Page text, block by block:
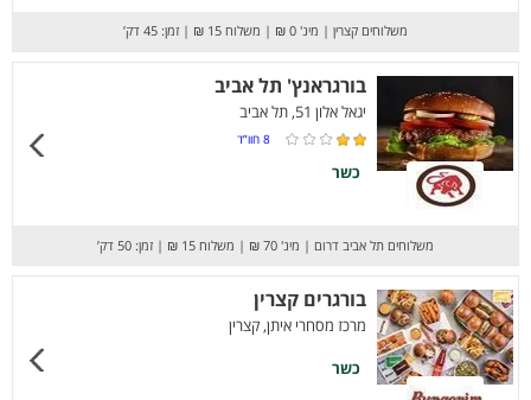
משלוחים קצרין | מינ' 0 ₪ | משלוח 15 ₪ | זמן: 45 דק’
בורגראנץ' תל אביב
יגאל אלון 51, תל אביב
8 חוו”ד
כשר
משלוחים תל אביב דרום | מינ' 70 ₪ | משלוח 15 ₪ | זמן: 50 דק’
בורגרים קצרין
מרכז מסחרי איתן, קצרין
כשר